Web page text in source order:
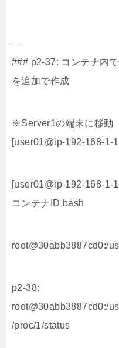
—
### p2-37: コンテナ内
を追加で作成
※Server1の端末に移動
[user01@ip-192-168-1-
[user01@ip-192-168-1-
コンテナID bash
root@30abb3887cd0:/
p2-38:
root@30abb3887cd0:/
/proc/1/status